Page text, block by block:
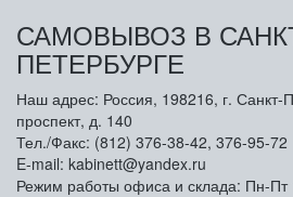
САМОВЫВОЗ В
ПЕТЕРБУРГЕ
Наш адрес: Россия, 198216, г. Санкт-
проспект, д. 140
Тел./Факс: (812) 376-38-42, 376-95-72
E-mail: kabinett@yandex.ru
Режим работы офиса и склада: Пн-Пт